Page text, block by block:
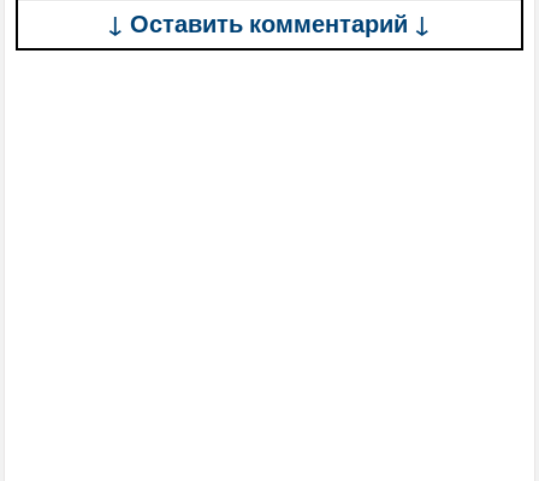
↓ Оставить комментарий ↓